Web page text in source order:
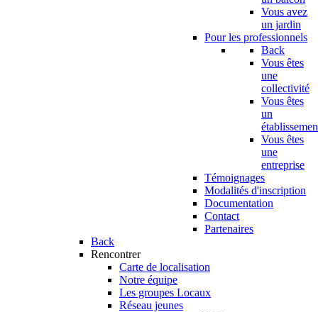
Vous avez
un jardin
Pour les professionnels
Back
Vous êtes
une
collectivité
Vous êtes
un
Vous êtes
une
entreprise
Témoignages
Modalités d'inscription
Documentation
Contact
Partenaires
Back
Rencontrer
Carte de localisation
Notre équipe
Les groupes Locaux
Réseau jeunes